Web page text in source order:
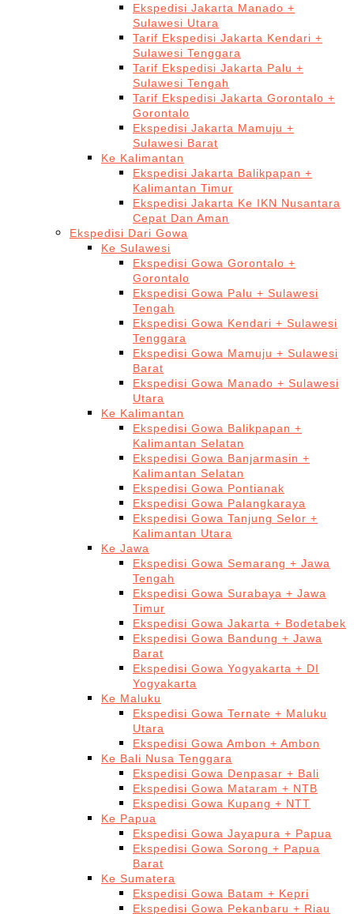
Ekspedisi Jakarta Manado +
Sulawesi Utara
Tarif Ekspedisi Jakarta Kendari +
Sulawesi Tenggara
Tarif Ekspedisi Jakarta Palu +
Sulawesi Tengah
Tarif Ekspedisi Jakarta Gorontalo +
Gorontalo
Ekspedisi Jakarta Mamuju +
Sulawesi Barat
Ke Kalimantan
Ekspedisi Jakarta Balikpapan +
Kalimantan Timur
Ekspedisi Jakarta Ke IKN Nusantara
Cepat Dan Aman
Ekspedisi Dari Gowa
Ke Sulawesi
Ekspedisi Gowa Gorontalo +
Gorontalo
Ekspedisi Gowa Palu + Sulawesi
Tengah
Ekspedisi Gowa Kendari + Sulawesi
Tenggara
Ekspedisi Gowa Mamuju + Sulawesi
Barat
Ekspedisi Gowa Manado + Sulawesi
Utara
Ke Kalimantan
Ekspedisi Gowa Balikpapan +
Kalimantan Selatan
Ekspedisi Gowa Banjarmasin +
Kalimantan Selatan
Ekspedisi Gowa Pontianak
Ekspedisi Gowa Palangkaraya
Ekspedisi Gowa Tanjung Selor +
Kalimantan Utara
Ke Jawa
Ekspedisi Gowa Semarang + Jawa
Tengah
Ekspedisi Gowa Surabaya + Jawa
Timur
Ekspedisi Gowa Jakarta + Bodetabek
Ekspedisi Gowa Bandung + Jawa
Barat
Ekspedisi Gowa Yogyakarta + DI
Yogyakarta
Ke Maluku
Ekspedisi Gowa Ternate + Maluku
Utara
Ekspedisi Gowa Ambon + Ambon
Ke Bali Nusa Tenggara
Ekspedisi Gowa Denpasar + Bali
Ekspedisi Gowa Mataram + NTB
Ekspedisi Gowa Kupang + NTT
Ke Papua
Ekspedisi Gowa Jayapura + Papua
Ekspedisi Gowa Sorong + Papua
Barat
Ke Sumatera
Ekspedisi Gowa Batam + Kepri
Ekspedisi Gowa Pekanbaru + Riau